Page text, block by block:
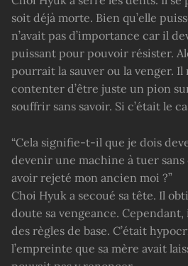
soit déjà morte. Bien qu’elle
n’avait pas d’importance car il
puissant pour pouvoir résister.
pourrait la sauver ou la venger. Il
contenter d’être juste un pion
souffrir sans savoir. Si c’était le
“Cela signifie-t-il que je dois
devenir une machine à tuer
avoir rejeté mon ancien moi ?”
Choi Hyuk a secoué sa tête. Il
doute sa vengeance. Cependant,
des règles de base. C’était
l’empreinte que sa mère avait